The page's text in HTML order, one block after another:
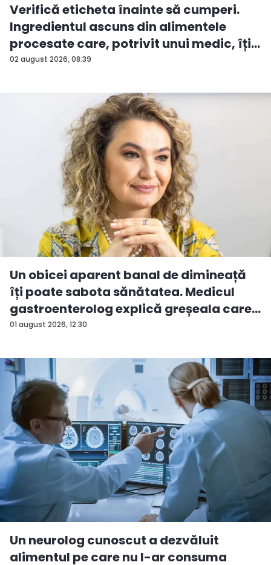
02 august 2026, 08:39
Verifică eticheta înainte să cumperi.
Ingredientul ascuns din alimentele
procesate care, potrivit unui medic, îți...
01 august 2026, 12:30
Un obicei aparent banal de dimineață
îți poate sabota sănătatea. Medicul
gastroenterolog explică greșeala care
...
Un neurolog cunoscut a dezvăluit
alimentul pe care nu l-ar consuma